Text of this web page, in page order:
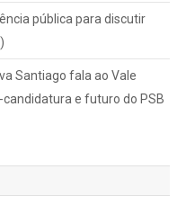
pública para discutir
Santiago fala ao Vale
candidatura e futuro do PSB